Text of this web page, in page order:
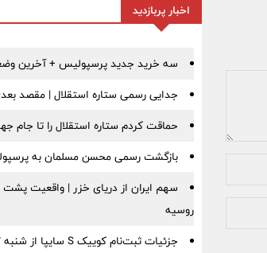
اخبار پربازدید
سه خرید جدید پرسپولیس + آخرین
جدایی رسمی ستاره استقلال | مقصد
حماقت کردم ستاره استقلال را تا جام
بازگشت رسمی محسن مسلمان به
سهم ایران از دریای خزر | واقعیت پشت
روسیه